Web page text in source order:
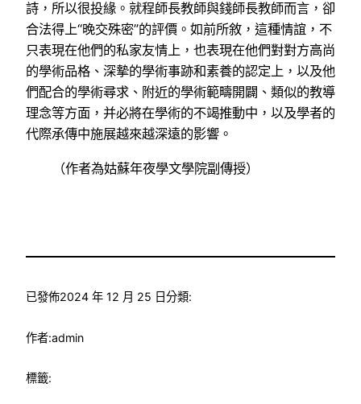
詩，所以很投緣。就程師長教師與錢師長教師而言，卻
合法得上“晚交殊密”的評價。如前所敘，這種情誼，不
只表現在他們的私家友情上，也表現在他們對對方高尚
的學術品格、深摯的學術事跡和素養的認定上，以及他
們配合的學術尋求、附近的學術範疇開闢、類似的教導
理念等方面，并必將在學術的不竭推動中，以及學者的
代際承傳中施展越來越深遠的影響。
（作者為姑蘇年夜學文學院副傳授）
已發佈2024 年 12 月 25 日分類:
作者:admin
標籤: